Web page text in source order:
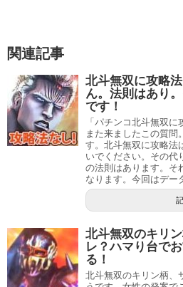
関連記事
北斗無双に攻略
ん。法則はあり
です！
「パチンコ北斗無双
また来ましたこの質問
す。北斗無双に攻略法
いでください。その代
の法則はあります。そ
なります。今回はデー
北斗無双のキリ
レ？ハマり台で
る！
北斗無双のキリン柄、